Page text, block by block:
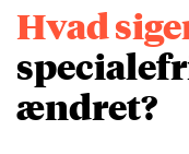
Hvad
ændret?